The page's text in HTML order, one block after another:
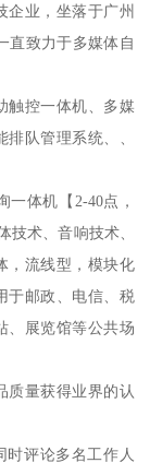
企业，坐落于广州
直致力于多媒体自
触控一体机、多媒
队管理系统、、
体机【2-40点，
技术、音响技术、
，流线型，模块化
于邮政、电信、税
、展览馆等公共场
质量获得业界的认
时评论多名工作人